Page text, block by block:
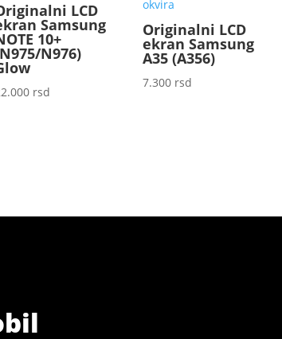
LCD
Samsung
10+
N976)
rsd
Originalni LCD
ekran Samsung
A35 (A356)
7.300 rsd